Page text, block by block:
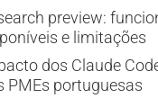
preview:
e limitações
dos Claude
PMEs portuguesas